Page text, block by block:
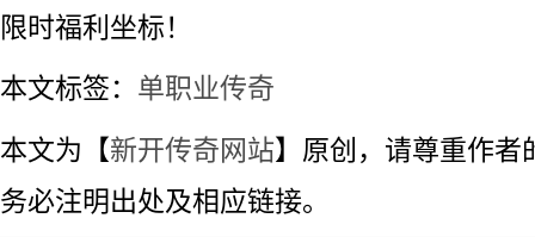
限时福利坐标！
本文标签： 单职业传奇
本文为【新开传奇网站】原创，请尊重作者
务必注明出处及相应链接。